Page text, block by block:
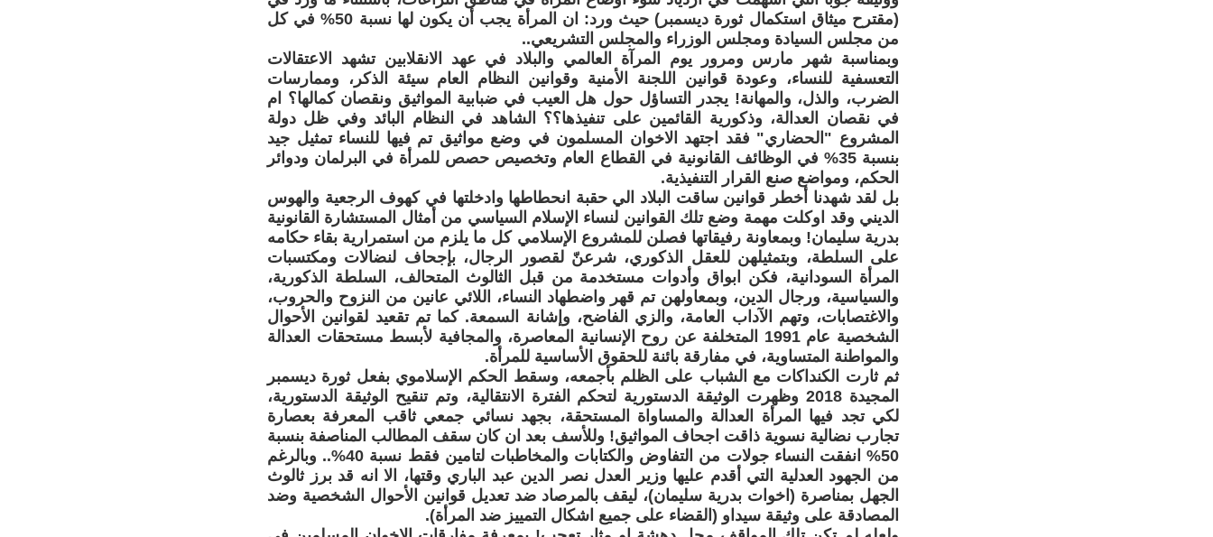
(مقترح ميثاق استكمال ثورة ديسمبر) حيث ورد: ان المرأة يجب أن يكون لها نسبة 50% في كل
من مجلس السيادة ومجلس الوزراء والمجلس التشريعي..
وبمناسبة شهر مارس ومرور يوم المرآة العالمي والبلاد في عهد الانقلابين تشهد الاعتقالات
التعسفية للنساء، وعودة قوانين اللجنة الأمنية وقوانين النظام العام سيئة الذكر، وممارسات
الضرب، والذل، والمهانة! يجدر التساؤل حول هل العيب في ضبابية المواثيق ونقصان كمالها؟ ام
في نقصان العدالة، وذكورية القائمين على تنفيذها؟؟ الشاهد في النظام البائد وفي ظل دولة
المشروع "الحضاري" فقد اجتهد الاخوان المسلمون في وضع مواثيق تم فيها للنساء تمثيل جيد
بنسبة 35% في الوظائف القانونية في القطاع العام وتخصيص حصص للمرأة في البرلمان ودوائر
الحكم، ومواضع صنع القرار التنفيذية.
بل لقد شهدنا أخطر قوانين ساقت البلاد الي حقبة انحطاطها وادخلتها في كهوف الرجعية والهوس
الديني وقد اوكلت مهمة وضع تلك القوانين لنساء الإسلام السياسي من أمثال المستشارة القانونية
بدرية سليمان! وبمعاونة رفيقاتها فصلن للمشروع الإسلامي كل ما يلزم من استمرارية بقاء حكامه
على السلطة، وبتمثيلهن للعقل الذكوري، شرعنّ لقصور الرجال، بإجحاف لنضالات ومكتسبات
المرأة السودانية، فكن ابواق وأدوات مستخدمة من قبل الثالوث المتحالف، السلطة الذكورية،
والسياسية، ورجال الدين، وبمعاولهن تم قهر واضطهاد النساء، اللائي عانين من النزوح والحروب،
والاغتصابات، وتهم الآداب العامة، والزي الفاضح، وإشانة السمعة. كما تم تقعيد لقوانين الأحوال
الشخصية عام 1991 المتخلفة عن روح الإنسانية المعاصرة، والمجافية لأبسط مستحقات العدالة
والمواطنة المتساوية، في مفارقة بائنة للحقوق الأساسية للمرأة.
ثم ثارت الكنداكات مع الشباب على الظلم بأجمعه، وسقط الحكم الإسلاموي بفعل ثورة ديسمبر
المجيدة 2018 وظهرت الوثيقة الدستورية لتحكم الفترة الانتقالية، وتم تنقيح الوثيقة الدستورية،
لكي تجد فيها المرأة العدالة والمساواة المستحقة، بجهد نسائي جمعي ثاقب المعرفة بعصارة
تجارب نضالية نسوية ذاقت اجحاف المواثيق! وللأسف بعد ان كان سقف المطالب المناصفة بنسبة
50% انفقت النساء جولات من التفاوض والكتابات والمخاطبات لتامين فقط نسبة 40%.. وبالرغم
من الجهود العدلية التي أقدم عليها وزير العدل نصر الدين عبد الباري وقتها، الا انه قد برز ثالوث
الجهل بمناصرة (اخوات بدرية سليمان)، ليقف بالمرصاد ضد تعديل قوانين الأحوال الشخصية وضد
المصادقة على وثيقة سيداو (القضاء على جميع اشكال التمييز ضد المرأة).